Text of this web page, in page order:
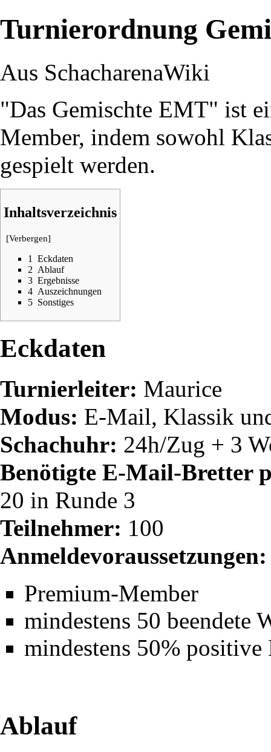
Turnierordnung
Aus SchacharenaWiki
"Das Gemischte EMT" ist
Member, indem sowohl
gespielt werden.
Inhaltsverzeichnis
[Verbergen]
1
Eckdaten
2 Ablauf
3 Ergebnisse
4 Auszeichnungen
5 Sonstiges
Eckdaten
Turnierleiter: Maurice
Modus: E-Mail, Klassik
Schachuhr: 24h/Zug + 3
Benötigte E-Mail-Bretter
20 in Runde 3
Teilnehmer: 100
Anmeldevoraussetzungen:
Premium-Member
mindestens 50 beendete
mindestens 50%
Ablauf